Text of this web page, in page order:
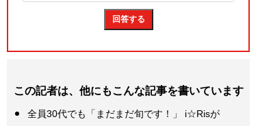
この記者は、他にもこんな記事を書いています
全員30代でも「まだまだ旬です！」 i☆Risが